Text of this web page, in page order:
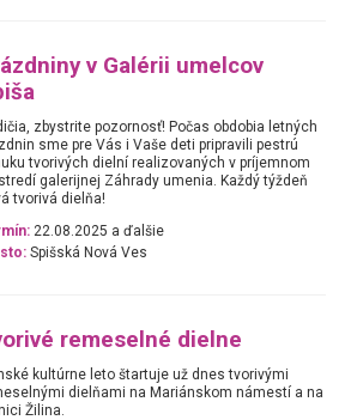
v Galérii umelcov
zbystrite pozornosť! Počas obdobia letných
sme pre Vás i Vaše deti pripravili pestrú
tvorivých dielní realizovaných v príjemnom
galerijnej Záhrady umenia. Každý týždeň
tvorivá dielňa!
22.08.2025 a ďalšie
Spišská Nová Ves
remeselné dielne
kultúrne leto štartuje už dnes tvorivými
dielňami na Mariánskom námestí a na
Žilina.